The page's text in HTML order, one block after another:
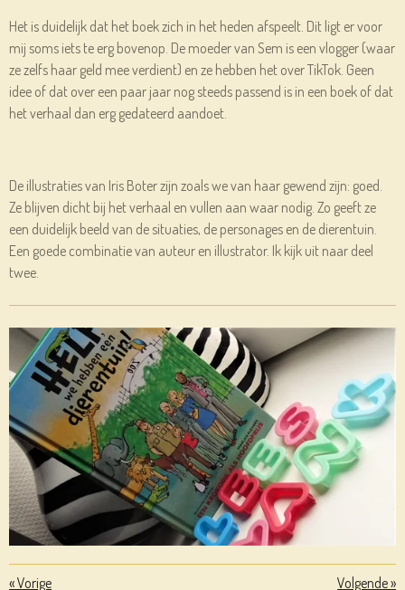
Het is duidelijk dat het boek zich in het heden afspeelt. Dit ligt er voor
mij soms iets te erg bovenop. De moeder van Sem is een vlogger (waar
ze zelfs haar geld mee verdient) en ze hebben het over TikTok. Geen
idee of dat over een paar jaar nog steeds passend is in een boek of dat
het verhaal dan erg gedateerd aandoet.
De illustraties van Iris Boter zijn zoals we van haar gewend zijn: goed.
Ze blijven dicht bij het verhaal en vullen aan waar nodig. Zo geeft ze
een duidelijk beeld van de situaties, de personages en de dierentuin.
Een goede combinatie van auteur en illustrator. Ik kijk uit naar deel
twee.
«Vorige Volgende»